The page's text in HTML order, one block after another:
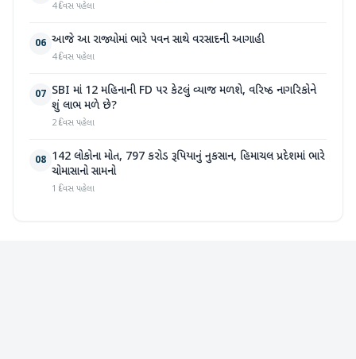
4 દિવસ પહેલા
06 આજે આ રાજ્યોમાં ભારે પવન સાથે વરસાદની આગાહી
4 દિવસ પહેલા
07 SBI માં 12 મહિનાની FD પર કેટલું વ્યાજ મળશે, વરિષ્ઠ નાગરિકોને
શું લાભ મળે છે?
2 દિવસ પહેલા
08 142 લોકોના મોત, 797 કરોડ રૂપિયાનું નુકસાન, હિમાચલ પ્રદેશમાં ભારે
ચોમાસાનો સામનો
1 દિવસ પહેલા